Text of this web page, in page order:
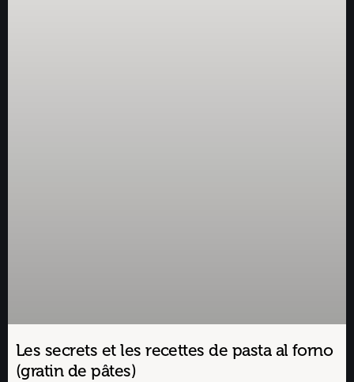
Les secrets et les recettes de pasta al forno
(gratin de pâtes)